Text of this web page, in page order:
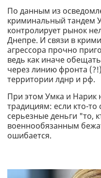
По данным из
криминальный тандем
контролирует рынок
Днепре. И связи в
агрессора прочно
ведь как иначе
через линию фронта
территории лднр и рф.
При этом Умка и Нарик
традициям: если кто-то
серьезные деньги "то,
военнообязанным
ошибается.